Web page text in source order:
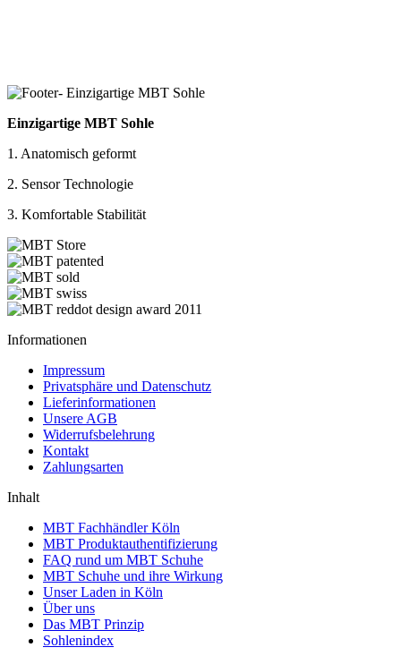
Einzigartige MBT Sohle
1. Anatomisch geformt
2. Sensor Technologie
3. Komfortable Stabilität
Informationen
Impressum
Privatsphäre und Datenschutz
Lieferinformationen
Unsere AGB
Widerrufsbelehrung
Kontakt
Zahlungsarten
Inhalt
MBT Fachhändler Köln
MBT Produktauthentifizierung
FAQ rund um MBT Schuhe
MBT Schuhe und ihre Wirkung
Unser Laden in Köln
Über uns
Das MBT Prinzip
Sohlenindex